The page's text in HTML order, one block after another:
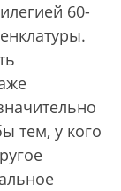
60-
тем, у кого